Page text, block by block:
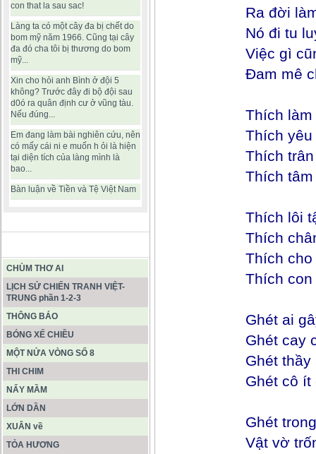
con that la sau sac!
Làng ta có một cây đa bị chết do
bom mỹ năm 1966. Cũng tại cây
đa đó cha tôi bị thương do bom
mỹ...
Xin cho hỏi anh Bình ở đội 5
không? Trước đây đi bộ đội sau
d0ó ra quân định cư ở vũng tàu.
Nếu đúng...
Em đang làm bài nghiên cứu, nên
có mấy cái ni e muốn h ỏi là hiện
tại diện tích của làng mình là
bao...
Bàn luận về Tiền và Tệ Việt Nam
CHÙM THƠ AI
LỊCH SỬ CHIẾN TRANH VIỆT-
TRUNG phần 1-2-3
THÔNG BÁO
BÓNG XẾ CHIỀU
MỘT NỬA VÒNG SỐ 8
THI CHIM
NẨY MẦM
LỚN DẦN
XUÂN về
TỎA HƯƠNG
Ra đời
Nó đi tu
Việc gì
Đam mê
Thích
Thích
Thích
Thích
Thích lôi
Thích
Thích
Thích
Ghét ai
Ghét cay
Ghét
Ghét cô
Ghét
Vật vờ